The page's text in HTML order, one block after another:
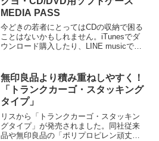
MEDIA PASS
今どきの若者にとってはCDの収納で困る
ことはないかもしれません。iTunesでダ
ウンロード購入したり、LINE musicでス
買っていた世代の人にとってはCDの収納
と...
無印良品より積み重ねしやすく！
「トランクカーゴ・スタッキング
タイプ」
リスから「トランクカーゴ・スタッキン
グタイプ」が発売されました。同社従来
品や無印良品の「ポリプロピレン頑丈収